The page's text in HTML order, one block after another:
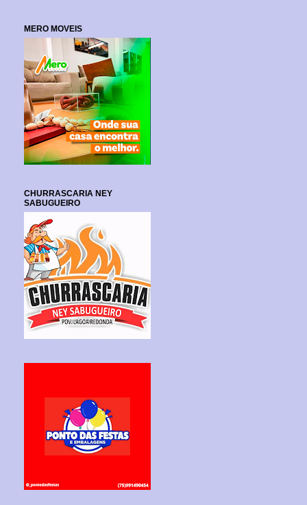
MERO MOVEIS
CHURRASCARIA NEY
SABUGUEIRO